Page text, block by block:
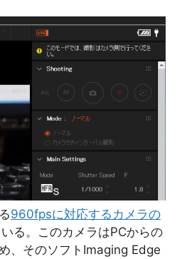
960fpsに対応するカメラの
る。このカメラはPCからの
、そのソフトImaging Edge